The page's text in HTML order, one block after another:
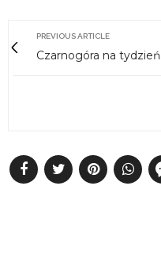
PREVIOUS ARTICLE
Czarnogóra na tydzień